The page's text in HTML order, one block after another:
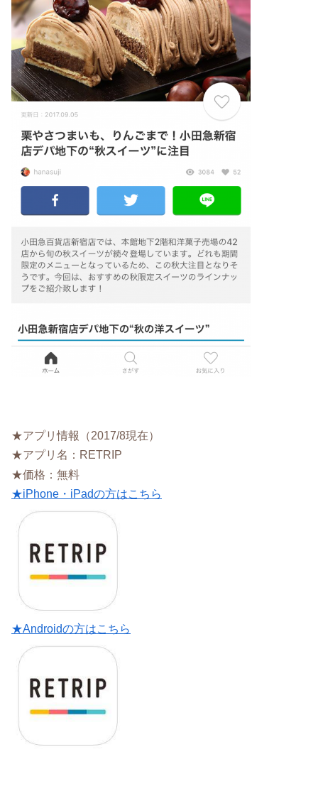
★アプリ情報（2017/8現在）
★アプリ名：RETRIP
★価格：無料
★iPhone・iPadの方はこちら
★Androidの方はこちら